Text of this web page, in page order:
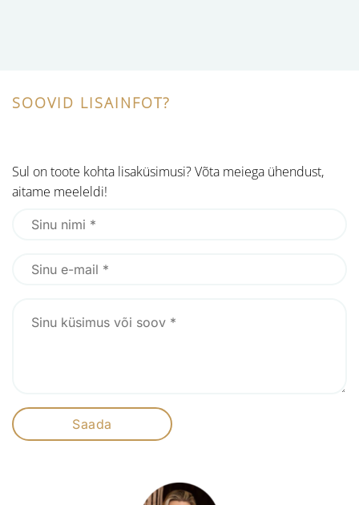
SOOVID LISAINFOT?
Sul on toote kohta lisaküsimusi? Võta meiega ühendust,
aitame meeleldi!